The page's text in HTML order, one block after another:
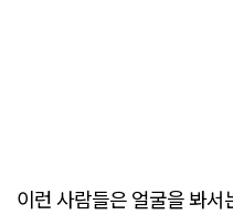
이런 사람들은 얼굴을 봐